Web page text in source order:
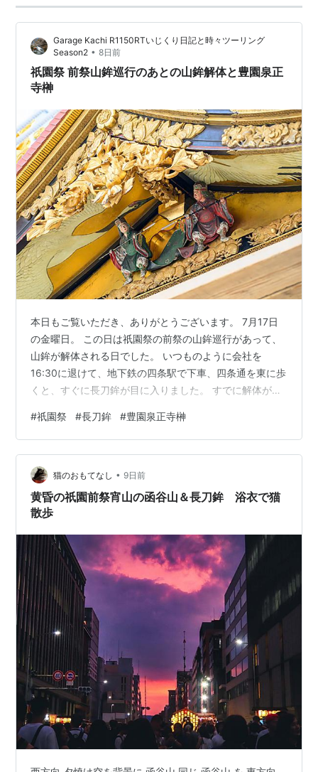
Garage Kachi R1150RTいじくり日記と時々ツーリング
Season2 • 8日前
祇園祭 前祭山鉾巡行のあとの山鉾解体と豊園泉正
寺榊
本日もご覧いただき、ありがとうございます。 7月17日
の金曜日。 この日は祇園祭の前祭の山鉾巡行があって、
山鉾が解体される日でした。 いつものように会社を
16:30に退けて、地下鉄の四条駅で下車、四条通を東に歩
くと、すぐに長刀鉾が目に入りました。 すでに解体が始
した。 どの山や鉾でも同じですが、組み立てには釘を一
切使わず、こうした縄で締め上げて躯体を強固に固定し
ます。 そりゃそうですよね、毎年釘を使っていたらどん
どん躯体が悪くなっていく。 おそらく星座を模したと思
われる意匠もあります。 破風の軒下には武将 小泉小次郎
親衡と言われる人形です。 …
#祇園祭 #長刀鉾 #豊園泉正寺榊
猫のおもてなし • 9日前
黄昏の祇園前祭宵山の函谷山＆長刀鉾 浴衣で猫
散歩